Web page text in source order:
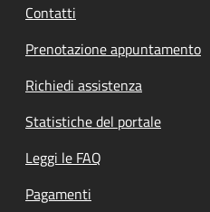
Contatti
Prenotazione appuntamento
Richiedi assistenza
Statistiche del portale
Leggi le FAQ
Pagamenti